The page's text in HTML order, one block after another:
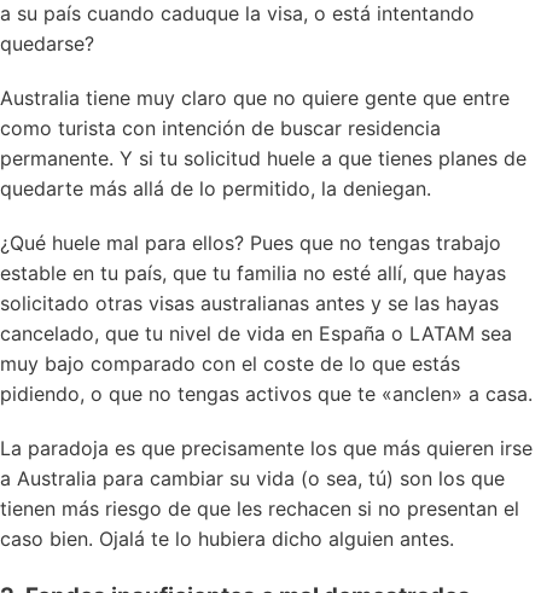
a su país cuando caduque la visa, o está intentando
quedarse?
Australia tiene muy claro que no quiere gente que entre
como turista con intención de buscar residencia
permanente. Y si tu solicitud huele a que tienes planes de
quedarte más allá de lo permitido, la deniegan.
¿Qué huele mal para ellos? Pues que no tengas trabajo
estable en tu país, que tu familia no esté allí, que hayas
solicitado otras visas australianas antes y se las hayas
cancelado, que tu nivel de vida en España o LATAM sea
muy bajo comparado con el coste de lo que estás
pidiendo, o que no tengas activos que te «anclen» a casa.
La paradoja es que precisamente los que más quieren irse
a Australia para cambiar su vida (o sea, tú) son los que
tienen más riesgo de que les rechacen si no presentan el
caso bien. Ojalá te lo hubiera dicho alguien antes.